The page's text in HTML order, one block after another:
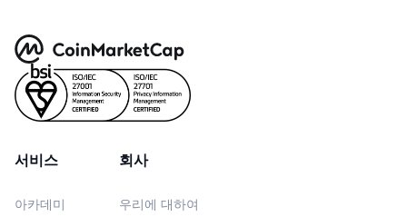
서비스
아카데미
회사
우리에 대하여